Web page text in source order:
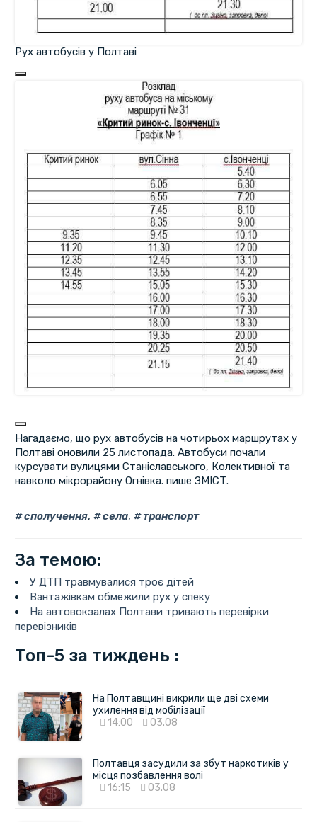
Рух автобусів у Полтаві
Нагадаємо, що рух автобусів на чотирьох маршрутах у
Полтаві оновили 25 листопада. Автобуси почали
курсувати вулицями Станіславського, Колективної та
навколо мікрорайону Огнівка. пише ЗМІСТ.
сполучення, села, транспорт
За темою:
У ДТП травмувалися троє дітей
Вантажівкам обмежили рух у спеку
На автовокзалах Полтави тривають перевірки
перевізників
Топ-5 за тиждень :
На Полтавщині викрили ще дві схеми
ухилення від мобілізації
14:00
03.08
Полтавця засудили за збут наркотиків у
місця позбавлення волі
16:15
03.08